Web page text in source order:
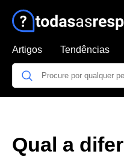
Artigos Tendências
Qual a